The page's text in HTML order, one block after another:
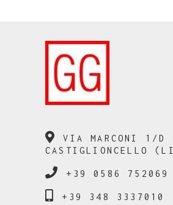
VIA MARCONI 1/
CASTIGLIONCELLO
+39 0586 752069
+39 348 3337010